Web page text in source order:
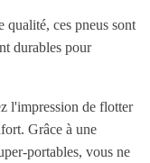
ces pneus sont
durables pour
l'impression de flotter
Grâce à une
portables, vous ne